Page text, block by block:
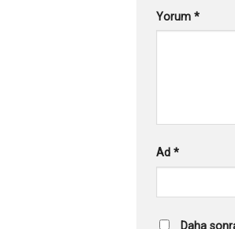
Yorum *
Ad *
Daha